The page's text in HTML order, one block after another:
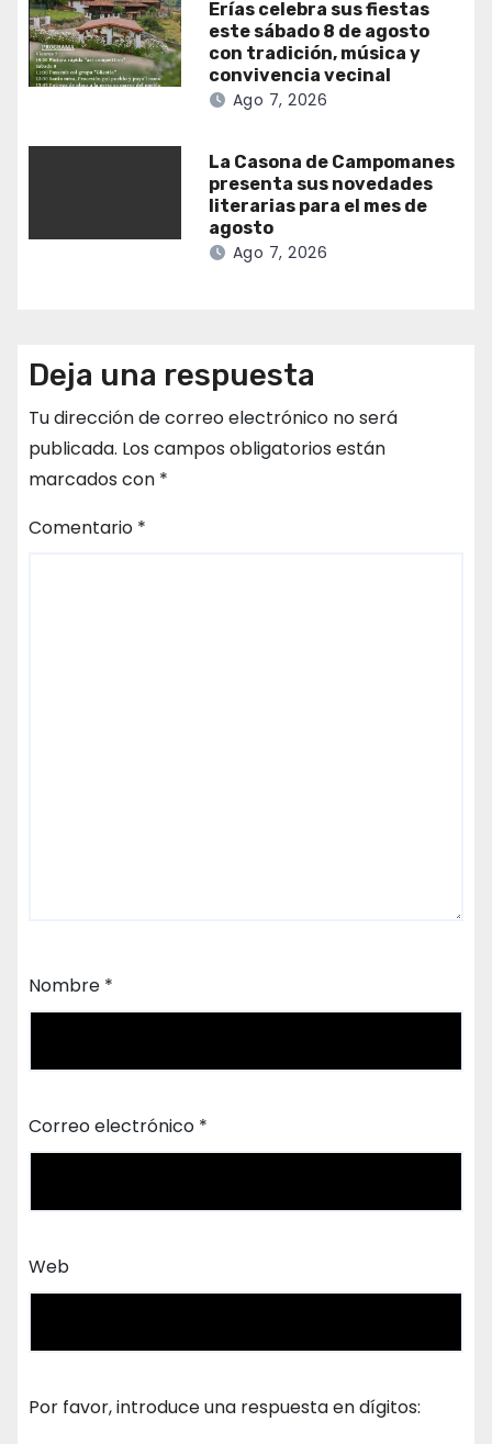
Erías celebra sus fiestas
este sábado 8 de agosto
con tradición, música y
convivencia vecinal
Ago 7, 2026
La Casona de Campomanes
presenta sus novedades
literarias para el mes de
agosto
Ago 7, 2026
Deja una respuesta
Tu dirección de correo electrónico no será
publicada. Los campos obligatorios están
marcados con *
Comentario *
Nombre *
Correo electrónico *
Web
Por favor, introduce una respuesta en dígitos: